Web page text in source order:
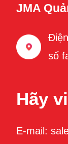
JMA
số
Hãy
E-mail: